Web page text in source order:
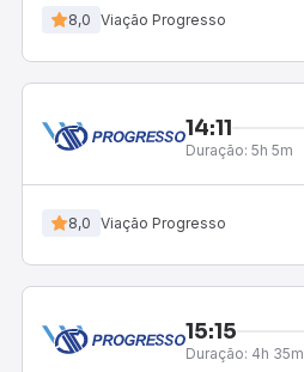
8,0 Viação Progresso
14:11
Duração: 5h 5m
8,0 Viação Progresso
15:15
Duração: 4h 35m